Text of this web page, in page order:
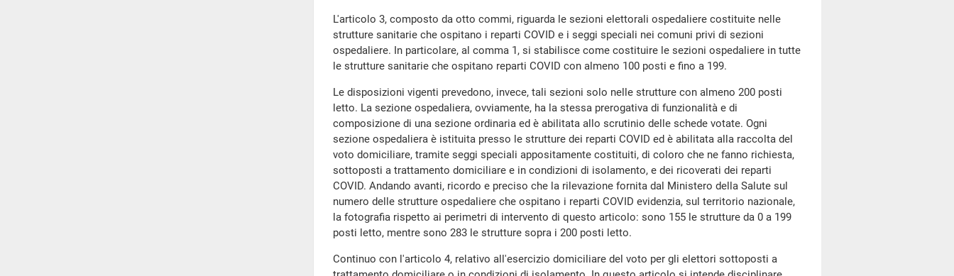
L'articolo 3, composto da otto commi, riguarda le sezioni elettorali ospedaliere costituite nelle
strutture sanitarie che ospitano i reparti COVID e i seggi speciali nei comuni privi di sezioni
ospedaliere. In particolare, al comma 1, si stabilisce come costituire le sezioni ospedaliere in tutte
le strutture sanitarie che ospitano reparti COVID con almeno 100 posti e fino a 199.
Le disposizioni vigenti prevedono, invece, tali sezioni solo nelle strutture con almeno 200 posti
letto. La sezione ospedaliera, ovviamente, ha la stessa prerogativa di funzionalità e di
composizione di una sezione ordinaria ed è abilitata allo scrutinio delle schede votate. Ogni
sezione ospedaliera è istituita presso le strutture dei reparti COVID ed è abilitata alla raccolta del
voto domiciliare, tramite seggi speciali appositamente costituiti, di coloro che ne fanno richiesta,
sottoposti a trattamento domiciliare e in condizioni di isolamento, e dei ricoverati dei reparti
COVID. Andando avanti, ricordo e preciso che la rilevazione fornita dal Ministero della Salute sul
numero delle strutture ospedaliere che ospitano i reparti COVID evidenzia, sul territorio nazionale,
la fotografia rispetto ai perimetri di intervento di questo articolo: sono 155 le strutture da 0 a 199
posti letto, mentre sono 283 le strutture sopra i 200 posti letto.
Continuo con l'articolo 4, relativo all'esercizio domiciliare del voto per gli elettori sottoposti a